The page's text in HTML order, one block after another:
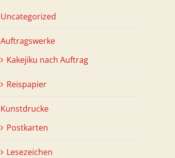
Uncategorized
Auftragswerke
Kakejiku nach Auftrag
Reispapier
Kunstdrucke
Postkarten
Lesezeichen